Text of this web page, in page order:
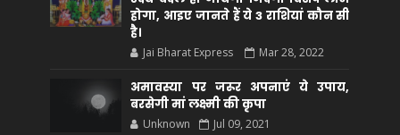
होगा, आइए जानते हैं ये 3 राशियां कौन सीं
है।
Jai Bharat Express Mar 28, 2022
अमावस्या पर जरूर अपनाएं ये उपाय,
बरसेगी मां लक्ष्मी की कृपा
Unknown Jul 09, 2021